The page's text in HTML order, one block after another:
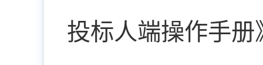
投标人端操作手册